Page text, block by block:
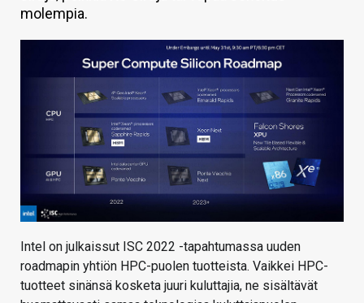
VAIHDA TEEMA
molempia.
Intel on julkaissut ISC 2022 -tapahtumassa uuden
roadmapin yhtiön HPC-puolen tuotteista. Vaikkei HPC-
tuotteet sinänsä kosketa juuri kuluttajia, ne sisältävät